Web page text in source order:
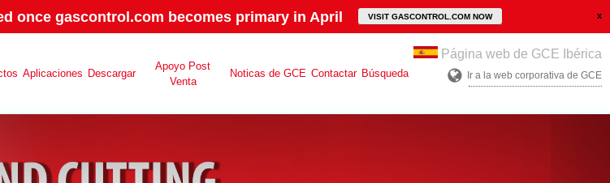
once gascontrol.com becomes primary in April VISIT GASCONTROL.COM NOW
Aplicaciones Descargar
Apoyo Post
Venta
Noticas de GCE Contactar Búsqueda
Página web de GCE Ibérica
Ir a la web corporativa de GCE